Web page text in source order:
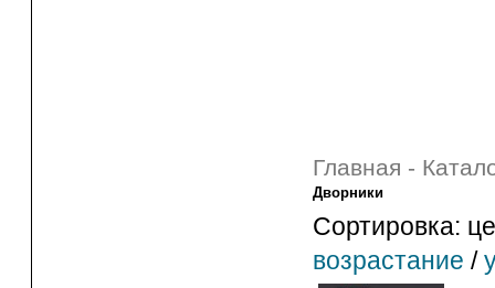
Главная -
Дворники
Сортировка:
возрастание /